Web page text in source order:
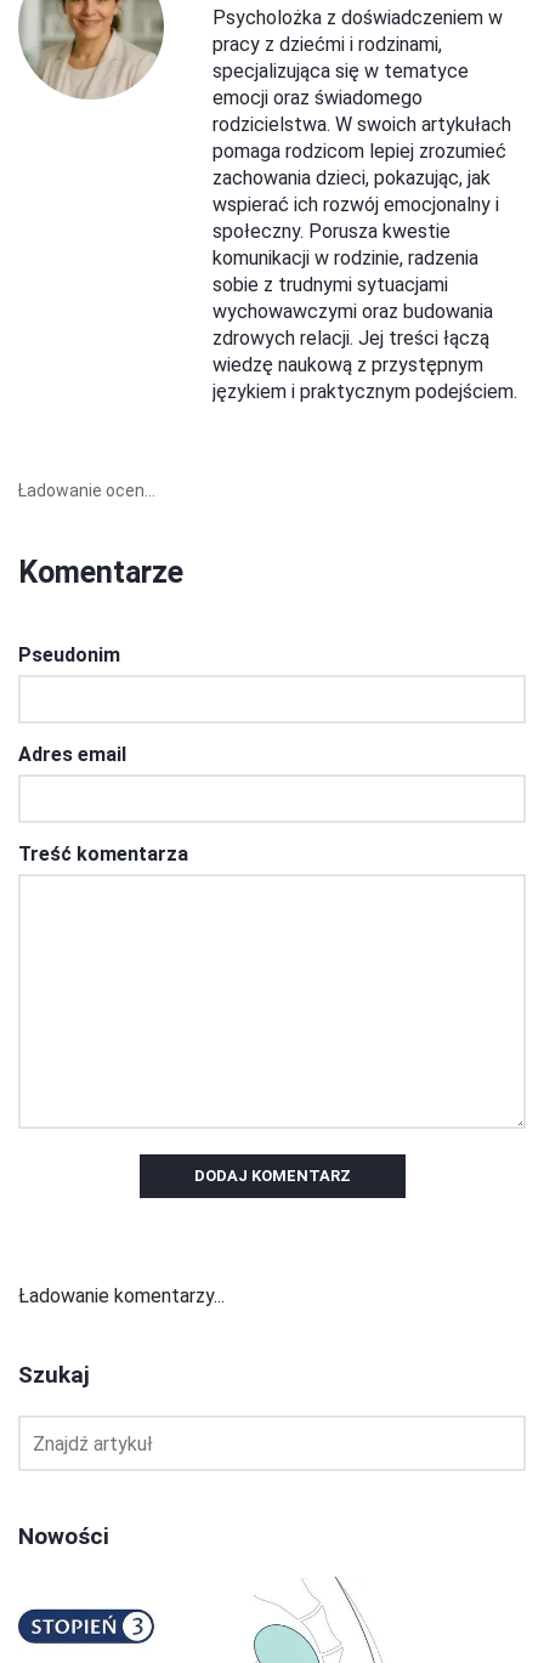
Psycholożka z doświadczeniem w
pracy z dziećmi i rodzinami,
specjalizująca się w tematyce
emocji oraz świadomego
rodzicielstwa. W swoich artykułach
pomaga rodzicom lepiej zrozumieć
zachowania dzieci, pokazując, jak
wspierać ich rozwój emocjonalny i
społeczny. Porusza kwestie
komunikacji w rodzinie, radzenia
sobie z trudnymi sytuacjami
wychowawczymi oraz budowania
zdrowych relacji. Jej treści łączą
wiedzę naukową z przystępnym
językiem i praktycznym podejściem.
Ładowanie ocen...
Komentarze
Pseudonim
Adres email
Treść komentarza
DODAJ KOMENTARZ
Ładowanie komentarzy...
Szukaj
Nowości